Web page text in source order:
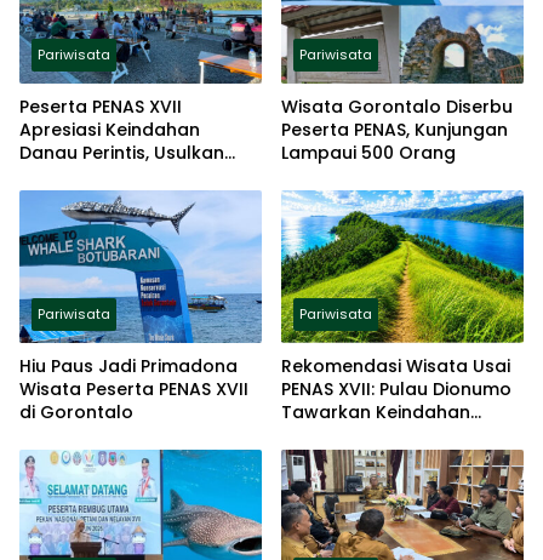
Pariwisata
Peserta PENAS XVII
Apresiasi Keindahan
Danau Perintis, Usulkan
Penanda Lokasi
Pariwisata
Wisata Gorontalo Diserbu
Peserta PENAS, Kunjungan
Lampaui 500 Orang
Pariwisata
Hiu Paus Jadi Primadona
Wisata Peserta PENAS XVII
di Gorontalo
Pariwisata
Rekomendasi Wisata Usai
PENAS XVII: Pulau Dionumo
Tawarkan Keindahan